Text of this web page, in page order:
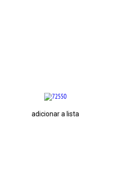
adicionar a lista